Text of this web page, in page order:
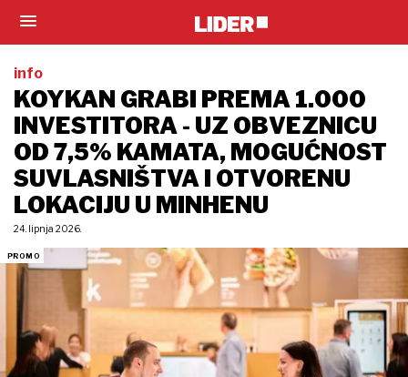
info
KOYKAN GRABI PREMA 1.000
INVESTITORA - UZ OBVEZNICU
OD 7,5% KAMATA, MOGUĆNOST
SUVLASNIŠTVA I OTVORENU
LOKACIJU U MINHENU
24. lipnja 2026.